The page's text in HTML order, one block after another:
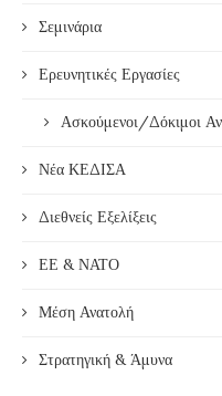
Σεμινάρια
Ερευνητικές Εργασίες
Ασκούμενοι/Δόκιμοι
Νέα ΚΕΔΙΣΑ
Διεθνείς Εξελίξεις
ΕΕ & ΝΑΤΟ
Μέση Ανατολή
Στρατηγική & Άμυνα